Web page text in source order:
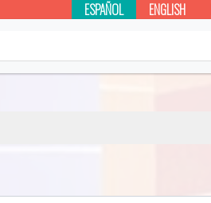
ESPAÑOL ENGLISH